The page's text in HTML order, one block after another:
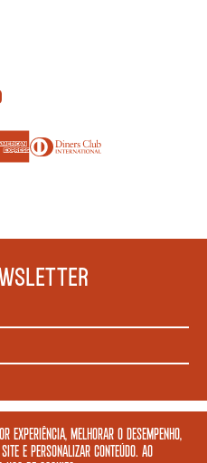
experiência, melhorar o desempenho,
e personalizar conteúdo. Ao
34.840.986/0001-20. EDIFÍCIO COPAN AV
010. © 2022 TODOS OS DIREITOS